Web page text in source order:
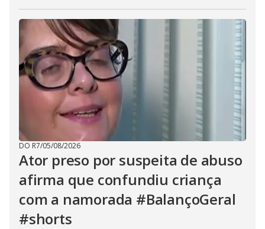
DO R7/05/08/2026
Ator preso por suspeita de abuso
afirma que confundiu criança
com a namorada #BalançoGeral
#shorts